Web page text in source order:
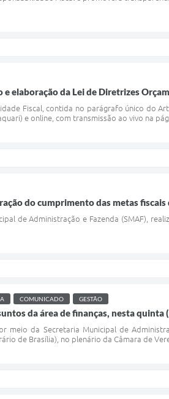
elaboração da Lei de Diretrizes
Fiscal, contida no parágrafo único do
e online, com transmissão ao vivo na
do cumprimento das metas
de Administração e Fazenda (SMAF),
COMUNICADO GESTÃO
da área de finanças, nesta quinta
da Secretaria Municipal de
de Brasília), no plenário da Câmara de